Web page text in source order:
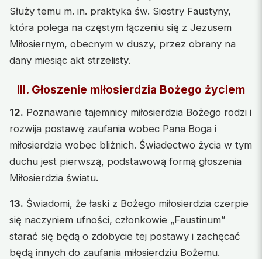
Służy temu m. in. praktyka św. Siostry Faustyny,
która polega na częstym łączeniu się z Jezusem
Miłosiernym, obecnym w duszy, przez obrany na
dany miesiąc akt strzelisty.
III. Głoszenie miłosierdzia Bożego życiem
12. Poznawanie tajemnicy miłosierdzia Bożego rodzi i
rozwija postawę zaufania wobec Pana Boga i
miłosierdzia wobec bliźnich. Świadectwo życia w tym
duchu jest pierwszą, podstawową formą głoszenia
Miłosierdzia światu.
13. Świadomi, że łaski z Bożego miłosierdzia czerpie
się naczyniem ufności, członkowie „Faustinum”
starać się będą o zdobycie tej postawy i zachęcać
będą innych do zaufania miłosierdziu Bożemu.